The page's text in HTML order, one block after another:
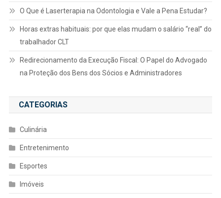
O Que é Laserterapia na Odontologia e Vale a Pena Estudar?
Horas extras habituais: por que elas mudam o salário “real” do
trabalhador CLT
Redirecionamento da Execução Fiscal: O Papel do Advogado
na Proteção dos Bens dos Sócios e Administradores
CATEGORIAS
Culinária
Entretenimento
Esportes
Imóveis